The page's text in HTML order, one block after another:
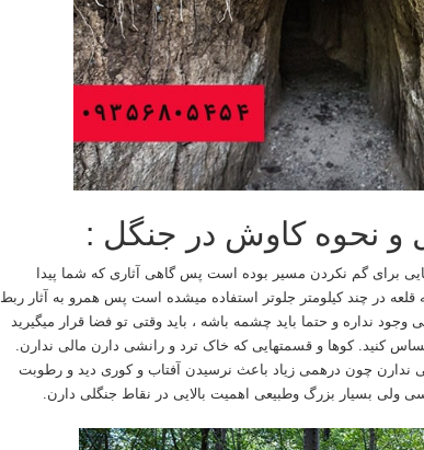
برای گم نکردن مسیر بوده است پس گاهی آثاری که شما پیدا
در چند کیلومتر جلوتر استفاده میشده است پس همرو به آثار ربط
نداره و حتما باید چشمه باشه ، باید وقتی تو فضا قرار میگیرید
کنید. کوها و قسمتهایی که خاک ترد و رانشی دارن مالی ندارن.
ندارن چون درهمی زیاد باعث نرسیدن آفتاب و کوری دید و رطوبت
ولی بسیار بزرگ وطبیعی اهمیت بالایی در نقاط جنگلی دارن.